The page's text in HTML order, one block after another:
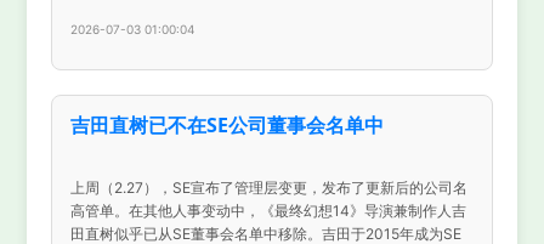
2026-07-03 01:00:04
吉田直树已不在SE公司董事会名单中
上周（2.27），SE宣布了管理层变更，发布了更新后的公司名
高管单。在其他人事变动中，《最终幻想14》导演兼制作人吉
田直树似乎已从SE董事会名单中移除。吉田于2015年成为SE